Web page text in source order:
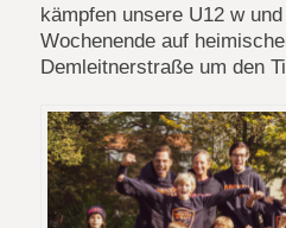
kämpfen unsere U12 w
Wochenende auf
Demleitnerstraße um den